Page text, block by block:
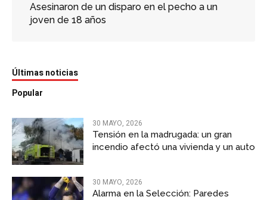
Asesinaron de un disparo en el pecho a un
joven de 18 años
Últimas noticias
Popular
30 MAYO, 2026
Tensión en la madrugada: un gran
incendio afectó una vivienda y un auto
30 MAYO, 2026
Alarma en la Selección: Paredes